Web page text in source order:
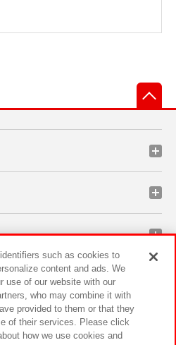
such as cookies to
content and ads. We
use of our website with our
who may combine it with
provided to them or that they
of their services. Please click
how we use cookies and